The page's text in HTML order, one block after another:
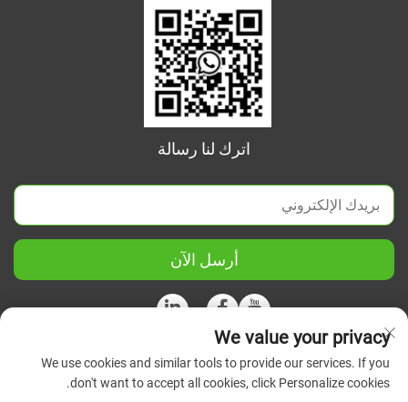
اترك لنا رسالة
أرسل الآن
حقوق الطبع والنشر © 2026 شركة جيانغسو الصينية المتحدة للعلوم
والأجهزة الدقيقة المحدودة. جميع الحقوق محفوظة.
We value your privacy
We use cookies and similar tools to provide our services. If you
don't want to accept all cookies, click Personalize cookies.